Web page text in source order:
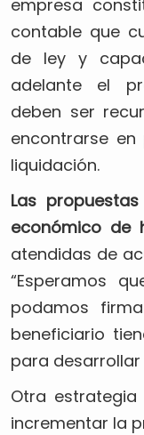
empresa
contable que
de ley y
adelante el
deben ser
encontrarse
liquidación.
Las
económico de
atendidas de
“Esperamos
podamos
beneficiario
para
Otra
incrementar la